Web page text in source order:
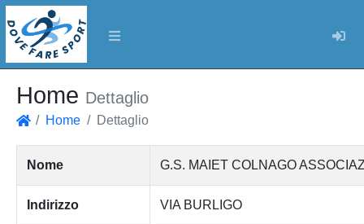
Home Dettaglio
Home Dettaglio
Nome G.S. MAIET COLNAGO
Indirizzo VIA BURLIGO